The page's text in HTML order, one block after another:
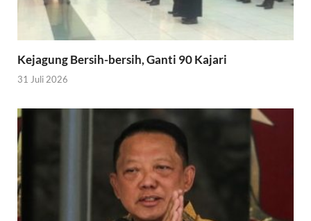
Kejagung Bersih-bersih, Ganti 90 Kajari
31 Juli 2026